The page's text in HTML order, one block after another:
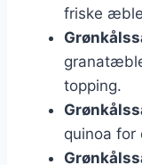
friske
topping.
quinoa for